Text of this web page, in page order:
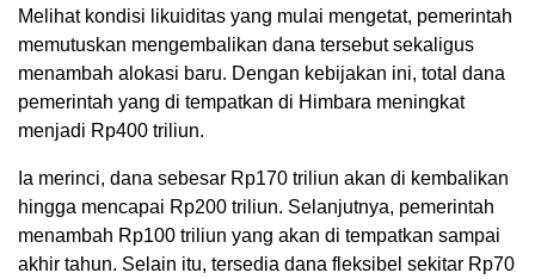
Melihat kondisi likuiditas yang mulai mengetat, pemerintah
memutuskan mengembalikan dana tersebut sekaligus
menambah alokasi baru. Dengan kebijakan ini, total dana
pemerintah yang di tempatkan di Himbara meningkat
menjadi Rp400 triliun.
Ia merinci, dana sebesar Rp170 triliun akan di kembalikan
hingga mencapai Rp200 triliun. Selanjutnya, pemerintah
menambah Rp100 triliun yang akan di tempatkan sampai
akhir tahun. Selain itu, tersedia dana fleksibel sekitar Rp70